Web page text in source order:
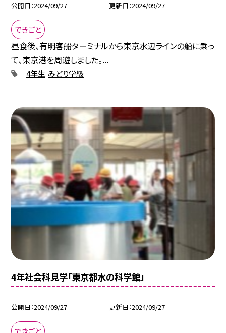
公開日 2024/09/27 更新日 2024/09/27
できごと
昼食後、有明客船ターミナルから東京水辺ラインの船に乗っ
て、東京港を周遊しました。...
4年生 みどり学級
4年社会科見学「東京都水の科学館」
公開日 2024/09/27 更新日 2024/09/27